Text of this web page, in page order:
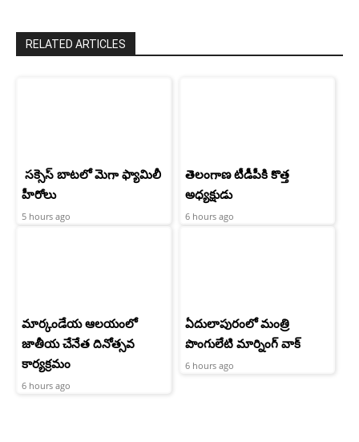
RELATED ARTICLES
సక్సెస్ బాటలో మెగా ఫ్యామిలీ
హీరోలు
5 hours ago
తెలంగాణ టీడీపీకి కొత్త
అధ్యక్షుడు
6 hours ago
మార్కండేయ ఆలయంలో
జాతీయ చేనేత దినోత్సవ
కార్యక్రమం
6 hours ago
ఏదులాపురంలో మంత్రి
పొంగులేటి మార్నింగ్ వాక్
6 hours ago